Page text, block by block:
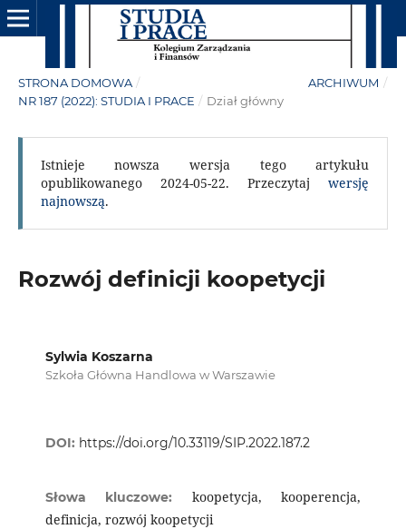
STRONA DOMOWA / ARCHIWUM /
NR 187 (2022): STUDIA I PRACE / Dział główny
Istnieje nowsza wersja tego artykułu
opublikowanego 2024-05-22. Przeczytajwersję
najnowszą.
Rozwój definicji koopetycji
Sylwia Koszarna
Szkoła Główna Handlowa w Warszawie
DOI: https://doi.org/10.33119/SIP.2022.187.2
Słowa kluczowe: koopetycja, kooperencja,
definicja, rozwój koopetycji